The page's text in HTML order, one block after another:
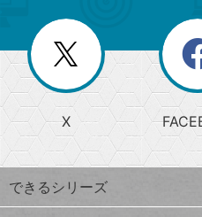
じ
る
search
検
索
上
昇
ワ
ー
ド
閉
じ
る
ー
か
ら
探
す
X
できるシリーズ